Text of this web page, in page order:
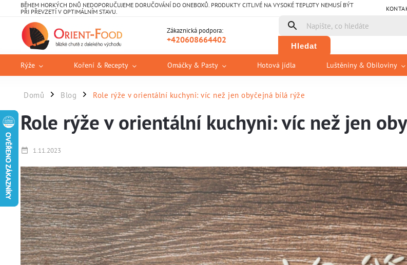
BĚHEM HORKÝCH DNŮ NEDOPORUČUJEME DORUČOVÁNÍ DO ONEBOXŮ. PRODUKTY CITLIVÉ NA VYSOKÉ TEPLOTY NEMUSÍ BÝT
PŘI PŘEVZETÍ V OPTIMÁLNÍM STAVU.
Zákaznická podpora:
+420608664402
Hledat
Rýže Koření & Recepty Omáčky & Pasty Hotová jídla Luštěniny & Obiloviny
Domů / Blog / Role rýže v orientální kuchyni: víc než jen obyčejná bílá rýže
Role rýže v orientální kuchyni: víc než jen
1.11.2023